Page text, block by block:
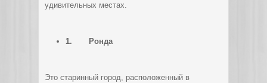
удивительных местах.
1. Ронда
Это старинный город, расположенный в